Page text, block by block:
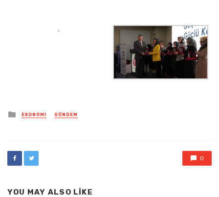
Posted
in
EKONOMI GÜNDEM
0
YOU MAY ALSO LIKE